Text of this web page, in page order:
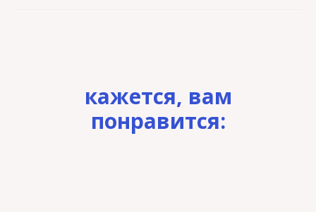
кажется, вам
понравится: